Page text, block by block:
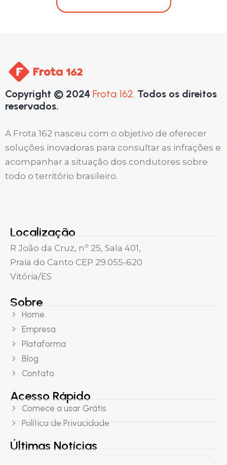
Copyright © 2024 Frota 162. Todos os direitos
reservados.
A Frota 162 nasceu com o objetivo de oferecer
soluções inovadoras para consultar as infrações e
acompanhar a situação dos condutores sobre
todo o território brasileiro.
Localização
R João da Cruz, nº 25, Sala 401,
Praia do Canto CEP 29.055-620
Vitória/ES
Sobre
Home
Empresa
Plataforma
Blog
Contato
Acesso Rápido
Comece a usar Grátis
Política de Privacidade
Últimas Notícias